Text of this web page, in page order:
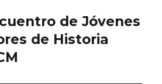
de Jóvenes
de Historia